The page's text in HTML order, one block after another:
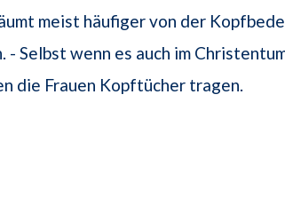
meist häufiger von der
- Selbst wenn es auch im
die Frauen Kopftücher tragen.